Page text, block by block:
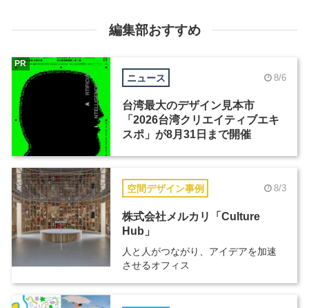
編集部おすすめ
ニュース 8/6
台湾最大のデザイン見本市
「2026台湾クリエイティブエキ
スポ」が8月31日まで開催
PR
空間デザイン事例 8/3
株式会社メルカリ「Culture
Hub」
人と人がつながり、アイデアを加速
させるオフィス